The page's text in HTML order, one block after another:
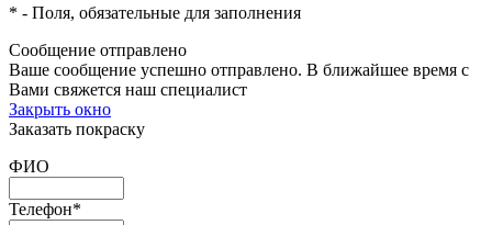
* - Поля, обязательные для заполнения
Сообщение отправлено
Ваше сообщение успешно отправлено. В ближайшее время с
Вами свяжется наш специалист
Закрыть окно
Заказать покраску
ФИО
Телефон*